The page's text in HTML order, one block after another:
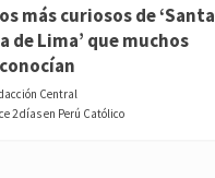
más curiosos de ‘Santa
de Lima’ que muchos
Central
2 días en Perú Católico